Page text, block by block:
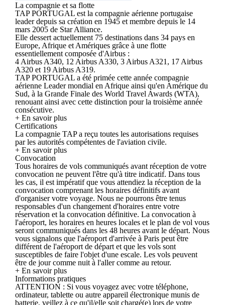
La compagnie et sa flotte
TAP PORTUGAL est la compagnie aérienne portugaise
leader depuis sa création en 1945 et membre depuis le 14
mars 2005 de Star Alliance.
Elle dessert actuellement 75 destinations dans 34 pays en
Europe, Afrique et Amériques grâce à une flotte
essentiellement composée d'Airbus :
4 Airbus A340, 12 Airbus A330, 3 Airbus A321, 17 Airbus
A320 et 19 Airbus A319.
TAP PORTUGAL a été primée cette année compagnie
aérienne Leader mondial en Afrique ainsi qu'en Amérique du
Sud, à la Grande Finale des World Travel Awards (WTA),
renouant ainsi avec cette distinction pour la troisième année
consécutive.
+ En savoir plus
Certifications
La compagnie TAP a reçu toutes les autorisations requises
par les autorités compétentes de l'aviation civile.
+ En savoir plus
Convocation
Tous horaires de vols communiqués avant réception de votre
convocation ne peuvent l'être qu'à titre indicatif. Dans tous
les cas, il est impératif que vous attendiez la réception de la
convocation comprenant les horaires définitifs avant
d'organiser votre voyage. Nous ne pourrons être tenus
responsables d'un changement d'horaires entre votre
réservation et la convocation définitive. La convocation à
l'aéroport, les horaires en heures locales et le plan de vol vous
seront communiqués dans les 48 heures avant le départ. Nous
vous signalons que l'aéroport d'arrivée à Paris peut être
différent de l'aéroport de départ et que les vols sont
susceptibles de faire l'objet d'une escale. Les vols peuvent
être de jour comme nuit à l'aller comme au retour.
+ En savoir plus
Informations pratiques
ATTENTION : Si vous voyagez avec votre téléphone,
ordinateur, tablette ou autre appareil électronique munis de
batterie, veillez à ce qu'il/elle soit chargé(e) lors de votre